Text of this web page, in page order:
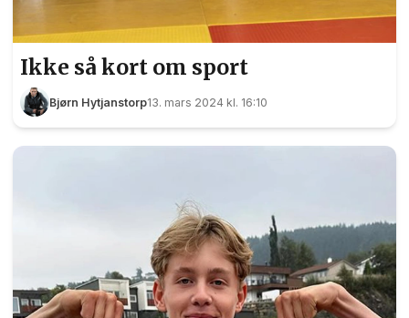
Ikke så kort om sport
Bjørn Hytjanstorp13. mars 2024 kl. 16:10